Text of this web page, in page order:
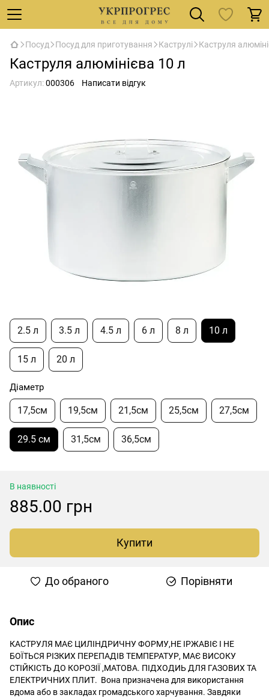
Посуд Посуд для приготування Каструлі Каструля
Каструля алюмінієва 10 л
Артикул:000306 Написати відгук
2.5 л 3.5 л 4.5 л 6 л 8 л 10 л
15 л 20 л
Діаметр
17,5см 19,5см 21,5см 25,5см 27,5см
29.5 см 31,5см 36,5см
В наявності
885.00 грн
Купити
До обраного Порівняти
Опис
КАСТРУЛЯ МАЄ ЦИЛІНДРИЧНУ ФОРМУ,НЕ ІРЖАВІЄ І НЕ
БОЇТЬСЯ РІЗКИХ ПЕРЕПАДІВ ТЕМПЕРАТУР, МАЄ ВИСОКУ
СТІЙКІСТЬ ДО КОРОЗІЇ ,МАТОВА. ПІДХОДИЬ ДЛЯ ГАЗОВИХ ТА
ЕЛЕКТРИЧНИХ ПЛИТ. Вона призначена для використання
вдома або в закладах громадського харчування. Завдяки